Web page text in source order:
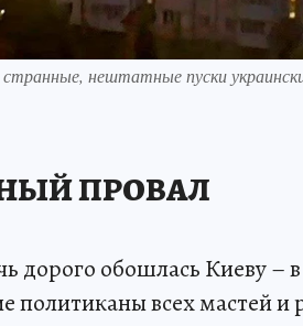
нештатные пуски
ПРОВАЛ
дорого обошлась Киеву –
политиканы всех мастей